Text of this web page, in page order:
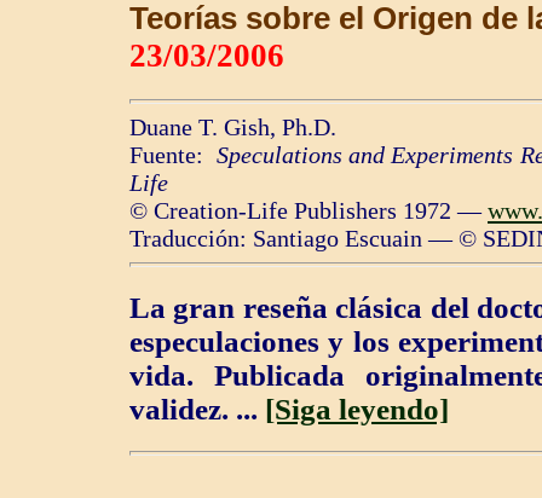
Teorías sobre el Origen de
23/03/2006
Duane T. Gish, Ph.D.
Fuente: Speculations and Experiments
Life
© Creation-Life Publishers 1972—
Traducción: Santiago Escuain — ©
La gran reseña clásica del
especulaciones y los
vida. Publicada
validez. ... [Siga leyendo]